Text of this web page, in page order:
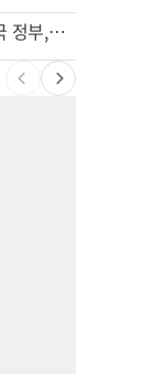
"65세 복수국적 빗장 푸나"... 한국 정부, 연령 완화 전면 추진